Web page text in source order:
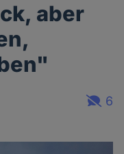
aber
6